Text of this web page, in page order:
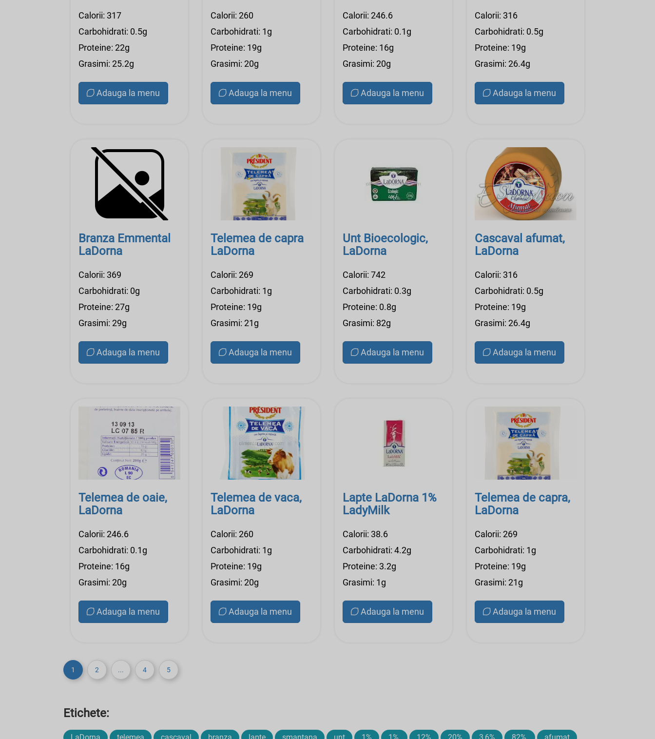
Calorii: 317
Carbohidrati: 0.5g
Proteine: 22g
Grasimi: 25.2g
Adauga la menu
Calorii: 260
Carbohidrati: 1g
Proteine: 19g
Grasimi: 20g
Adauga la menu
Calorii: 246.6
Carbohidrati: 0.1g
Proteine: 16g
Grasimi: 20g
Adauga la menu
Calorii: 316
Carbohidrati: 0.5g
Proteine: 19g
Grasimi: 26.4g
Adauga la menu
Branza Emmental
LaDorna
Calorii: 369
Carbohidrati: 0g
Proteine: 27g
Grasimi: 29g
Adauga la menu
Telemea de capra
LaDorna
Calorii: 269
Carbohidrati: 1g
Proteine: 19g
Grasimi: 21g
Adauga la menu
Unt Bioecologic,
LaDorna
Calorii: 742
Carbohidrati: 0.3g
Proteine: 0.8g
Grasimi: 82g
Adauga la menu
Cascaval afumat,
LaDorna
Calorii: 316
Carbohidrati: 0.5g
Proteine: 19g
Grasimi: 26.4g
Adauga la menu
Telemea de oaie,
LaDorna
Calorii: 246.6
Carbohidrati: 0.1g
Proteine: 16g
Grasimi: 20g
Adauga la menu
Telemea de vaca,
LaDorna
Calorii: 260
Carbohidrati: 1g
Proteine: 19g
Grasimi: 20g
Adauga la menu
Lapte LaDorna 1%
LadyMilk
Calorii: 38.6
Carbohidrati: 4.2g
Proteine: 3.2g
Grasimi: 1g
Adauga la menu
Telemea de capra,
LaDorna
Calorii: 269
Carbohidrati: 1g
Proteine: 19g
Grasimi: 21g
Adauga la menu
1 2 ... 4 5
Etichete: